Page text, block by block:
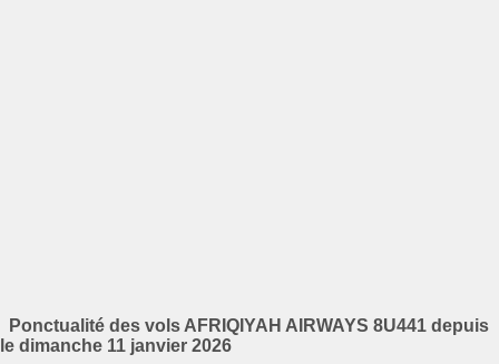
Ponctualité des vols AFRIQIYAH AIRWAYS 8U441 depuis
le dimanche 11 janvier 2026